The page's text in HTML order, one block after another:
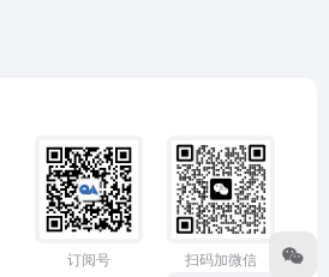
订阅号 扫码加微信